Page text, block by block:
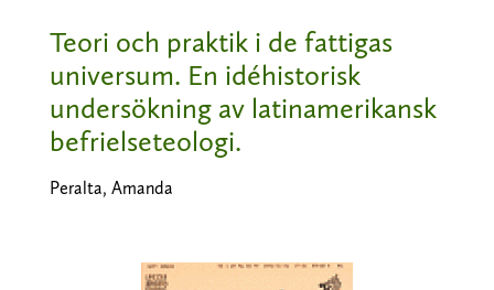
Teori och praktik i de fattigas
universum. En idéhistorisk
undersökning av latinamerikansk
befrielseteologi.
Peralta, Amanda